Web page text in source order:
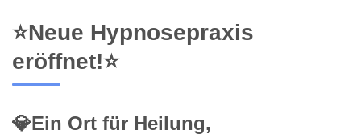
⭐Neue Hypnosepraxis
eröffnet!⭐
💎Ein Ort für Heilung,